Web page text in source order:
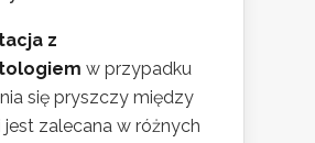
z
w przypadku
się pryszczy między
jest zalecana w różnych